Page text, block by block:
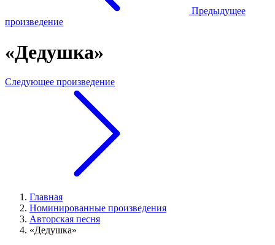
Предыдущее
произведение
«Дедушка»
Следующее произведение
Главная
Номинированные произведения
Авторская песня
«Дедушка»